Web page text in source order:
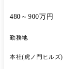
480～900万円
勤務地
本社(虎ノ門ヒルズ)